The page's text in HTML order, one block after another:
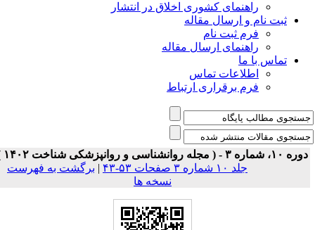
راهنمای کشوری اخلاق در انتشار
ثبت نام و ارسال مقاله
فرم ثبت نام
راهنمای ارسال مقاله
تماس با ما
اطلاعات تماس
فرم برقراری ارتباط
شماره ۳ - ( مجله روانشناسی و روانپزشکی شناخت ۱۴۰۲ )
جلد ۱۰ شماره ۳ صفحات ۵۳-۴۳
|برگشت به فهرست
نسخه ها